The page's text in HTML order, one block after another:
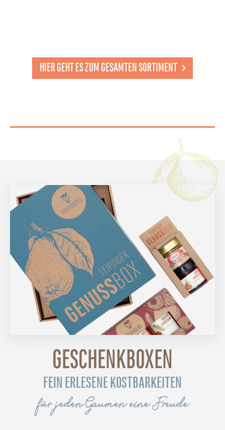
HIER GEHT ES ZUM GESAMTEN SORTIMENT
GESCHENKBOXEN
FEIN ERLESENE KOSTBARKEITEN
für jeden Gaumen eine Freude